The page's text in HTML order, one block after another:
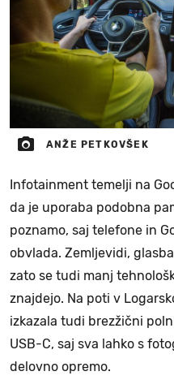
ANŽE PETKOVŠEK
Infotainment temelji na
da je uporaba podobna
poznamo, saj telefone in
obvlada. Zemljevidi,
zato se tudi manj
znajdejo. Na poti v
izkazala tudi brezžični
USB-C, saj sva lahko s
delovno opremo.